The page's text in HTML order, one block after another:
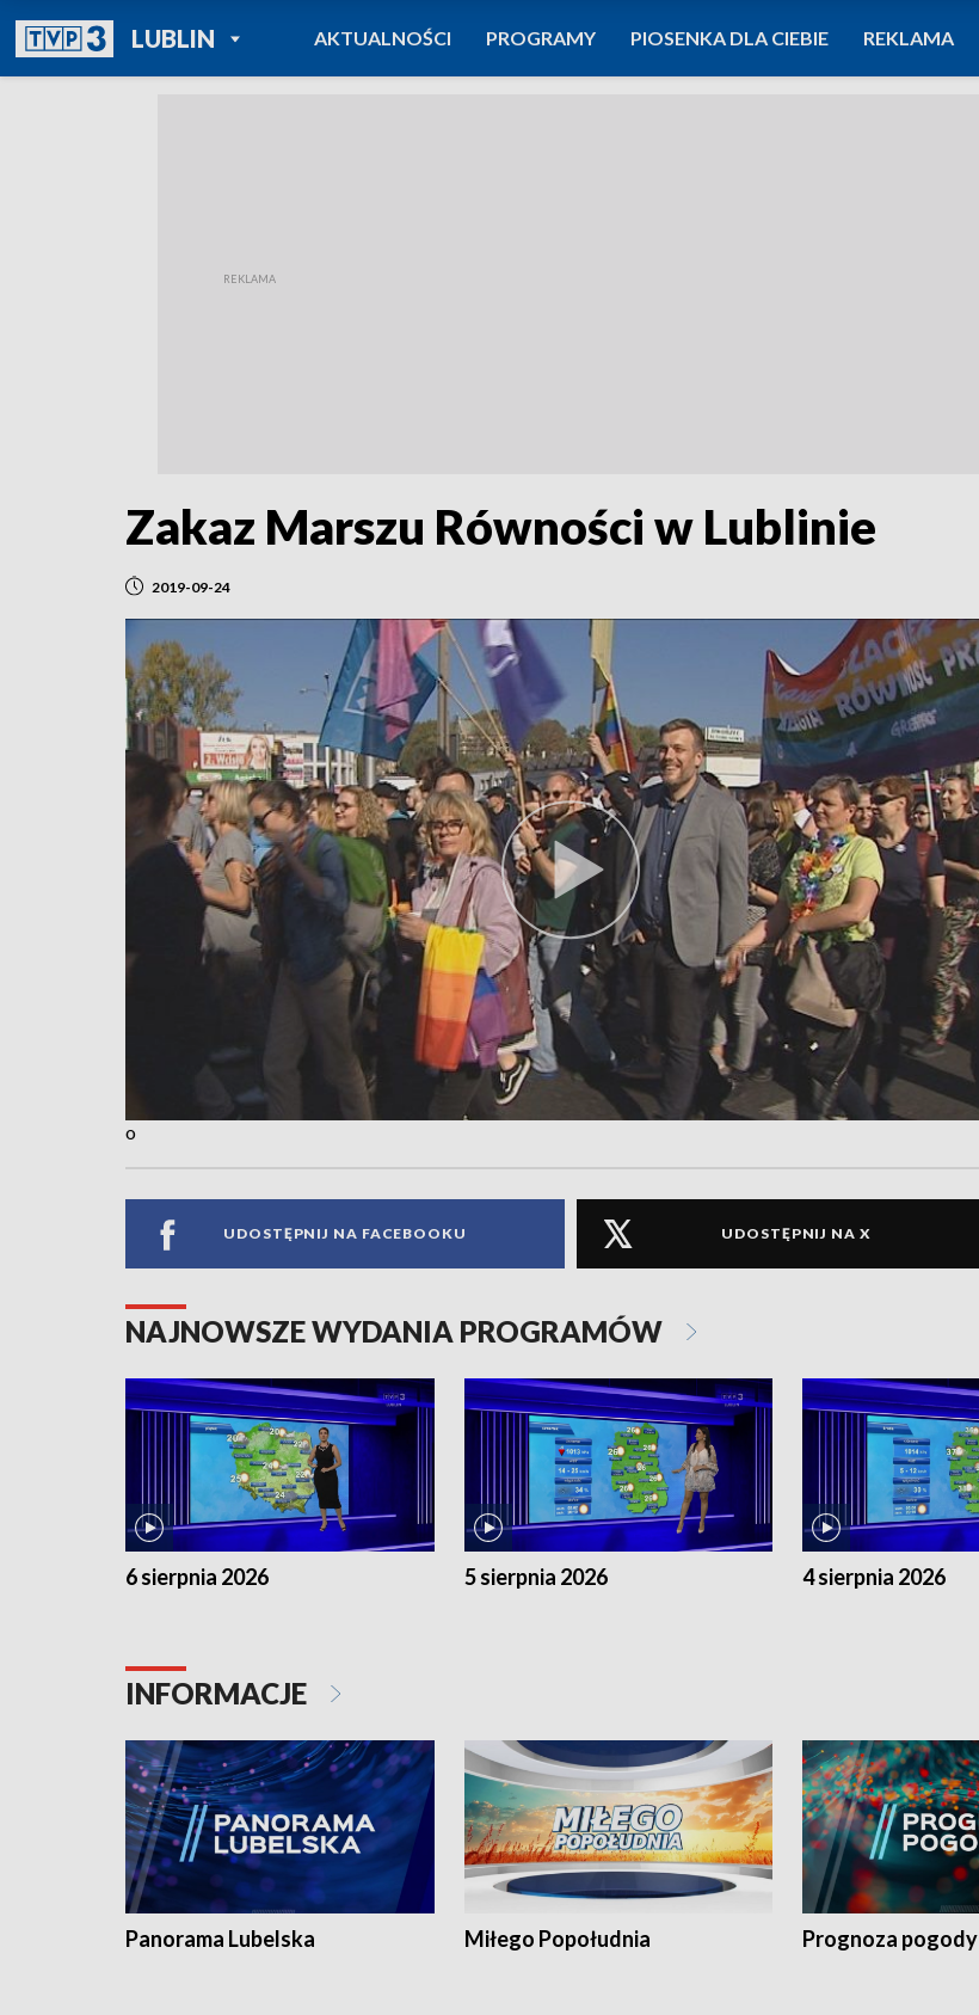
LUBLINPOWRÓT DO
TVP REGIONY
AKTUALNOŚCI PROGRAMY PIOSENKA DLA CIEBIE REKLAMA
Zakaz Marszu Równości w Lublinie
2019-09-24
o
UDOSTĘPNIJ NA FACEBOOKU UDOSTĘPNIJ NA X
NAJNOWSZE WYDANIA PROGRAMÓW
6 sierpnia 2026 5 sierpnia 2026 4 sierpnia 2026
INFORMACJE
Panorama Lubelska Miłego Popołudnia Prognoza pogody